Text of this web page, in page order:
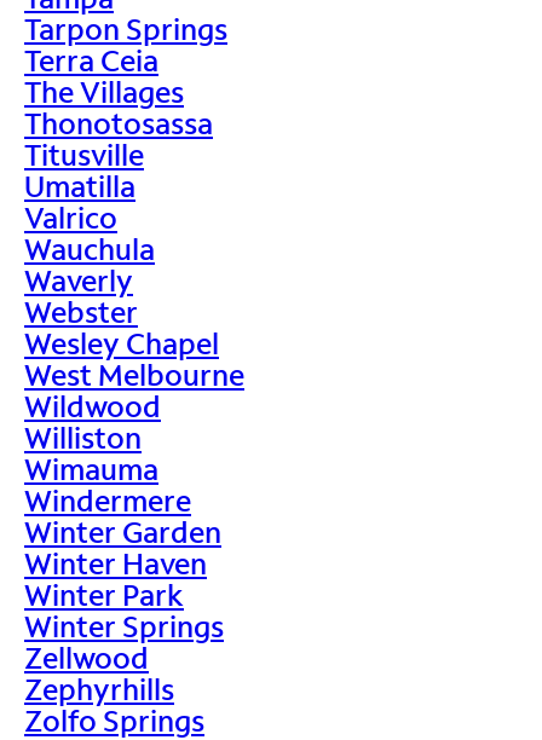
Tarpon Springs
Terra Ceia
The Villages
Thonotosassa
Titusville
Umatilla
Valrico
Wauchula
Waverly
Webster
Wesley Chapel
West Melbourne
Wildwood
Williston
Wimauma
Windermere
Winter Garden
Winter Haven
Winter Park
Winter Springs
Zellwood
Zephyrhills
Zolfo Springs